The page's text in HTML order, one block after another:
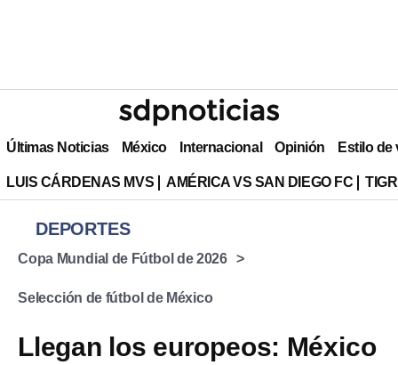
Últimas Noticias México Internacional Opinión Estilo de
LUIS CÁRDENAS MVS AMÉRICA VS SAN DIEGO FC
DEPORTES
Copa Mundial de Fútbol de 2026
Selección de fútbol de México
Llegan los europeos: México